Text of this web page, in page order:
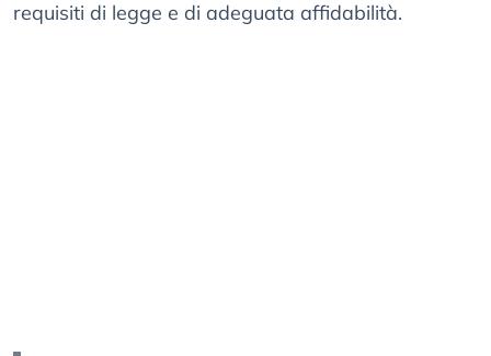
requisiti di legge e di adeguata affidabilità.